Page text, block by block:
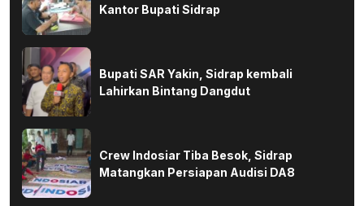
Kantor Bupati Sidrap
Bupati SAR Yakin, Sidrap kembali
Lahirkan Bintang Dangdut
Crew Indosiar Tiba Besok, Sidrap
Matangkan Persiapan Audisi DA8